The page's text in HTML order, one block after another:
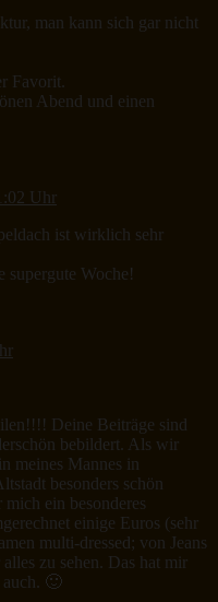
man kann sich gar nicht
Favorit.
Abend und einen
Uhr
ist wirklich sehr
supergute Woche!
Deine Beiträge sind
bebildert. Als wir
meines Mannes in
besonders schön
ein besonderes
einige Euros (sehr
multi-dressed; von Jeans
zu sehen. Das hat mir
🙂